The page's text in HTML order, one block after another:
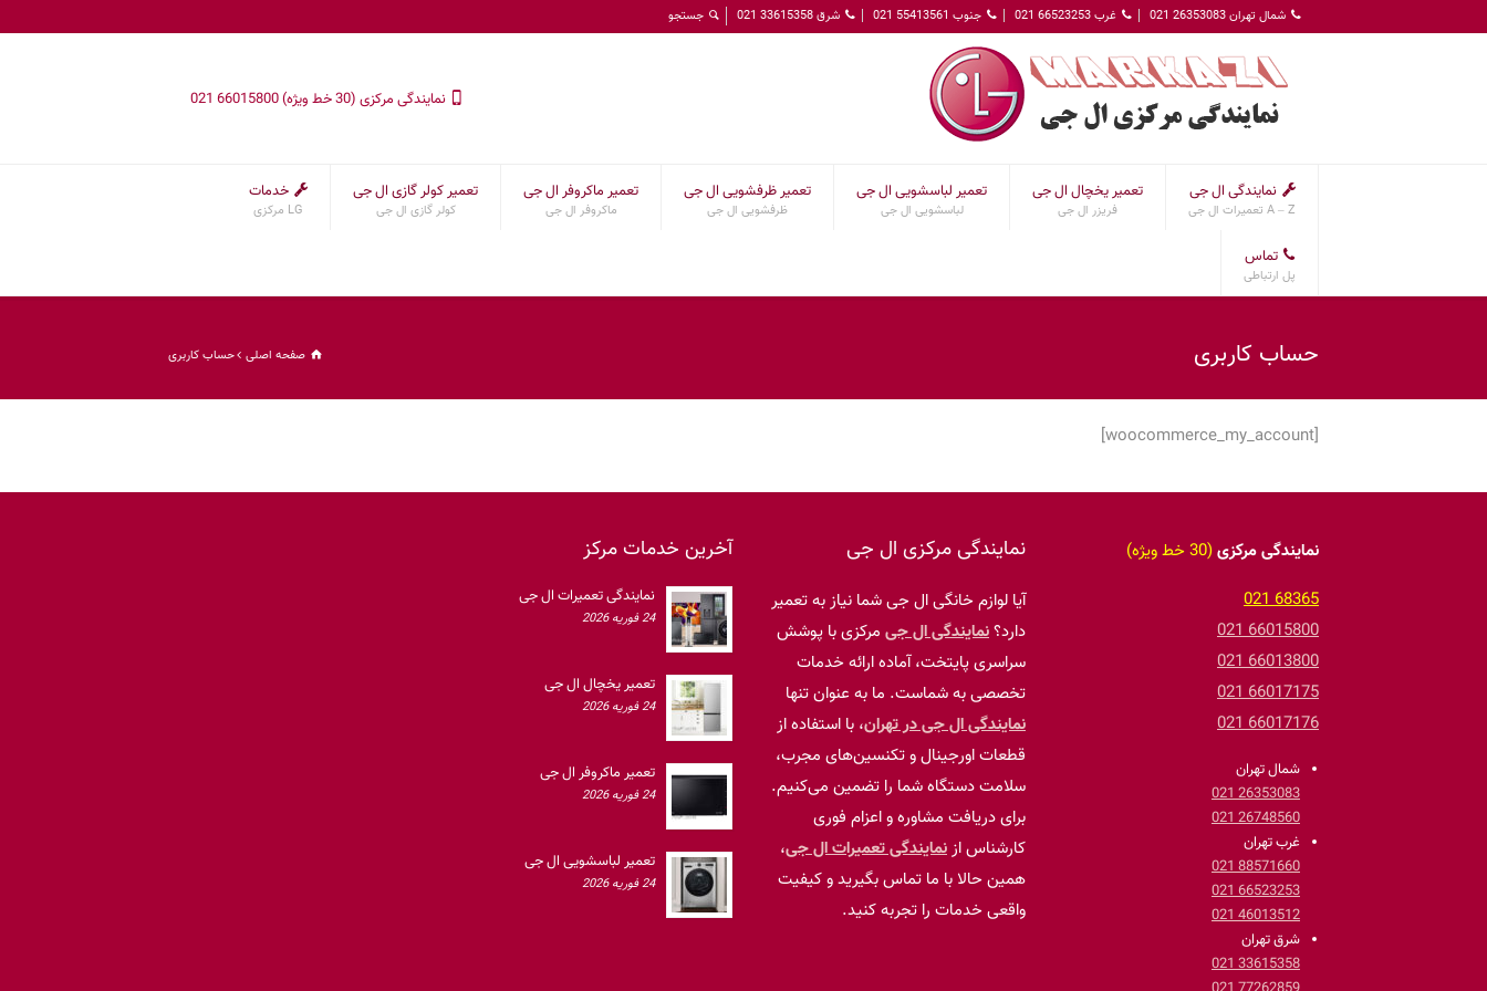
شمال تهران 26353083 021 غرب 66523253 021 جنوب 55413561 021 شرق 33615358 021
نمایندگی مرکزی (30 خط ویژه) 66015800 021
نمایندگی ال جی
A – Z تعمیرات ال جی
تعمیر یخچال ال جی
فریزر ال جی
تعمیر لباسشویی ال جی
لباسشویی ال جی
تعمیر ظرفشویی ال جی
ظرفشویی ال جی
تعمیر ماکروفر ال جی
ماکروفر ال جی
تعمیر کولر گازی ال جی
کولر گازی ال جی
خدمات
LG مرکزی
تماس
پل ارتباطی
حساب کاربری صفحه اصلی حساب کاربری
[woocommerce_my_account]
نمایندگی مرکزی(30 خط ویژه)
68365 021
66015800 021
66013800 021
66017175 021
66017176 021
شمال تهران
26353083 021
26748560 021
غرب تهران
88571660 021
66523253 021
46013512 021
شرق تهران
33615358 021
نمایندگی مرکزی ال جی
آیا لوازم خانگی ال جی شما نیاز به تعمیر
دارد؟نمایندگی ال جی مرکزی با پوشش
سراسری پایتخت، آماده ارائه خدمات
تخصصی به شماست. ما به عنوان تنها
نمایندگی ال جی در تهران، با استفاده از
قطعات اورجینال و تکنسین‌های مجرب،
سلامت دستگاه شما را تضمین می‌کنیم.
برای دریافت مشاوره و اعزام فوری
کارشناس ازنمایندگی تعمیرات ال جی،
همین حالا با ما تماس بگیرید و کیفیت
واقعی خدمات را تجربه کنید.
آخرین خدمات مرکز
نمایندگی تعمیرات ال جی
24 فوریه 2026
تعمیر یخچال ال جی
24 فوریه 2026
تعمیر ماکروفر ال جی
24 فوریه 2026
تعمیر لباسشویی ال جی
24 فوریه 2026